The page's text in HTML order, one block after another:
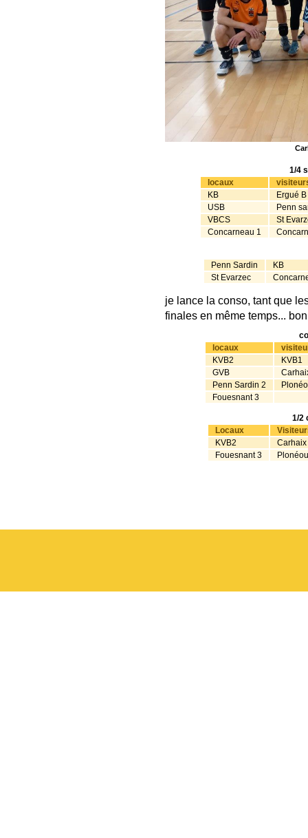
1/4
locaux
KB
Ergué B
USB
Penn
VBCS
St
Concarneau 1
Penn Sardin
KB
St Evarzec
je lance la conso, tant que
finales en même temps...
locaux
KVB2
KVB1
GVB
Penn Sardin 2
Fouesnant 3
1/2
Locaux
KVB2
Carhaix
Fouesnant 3